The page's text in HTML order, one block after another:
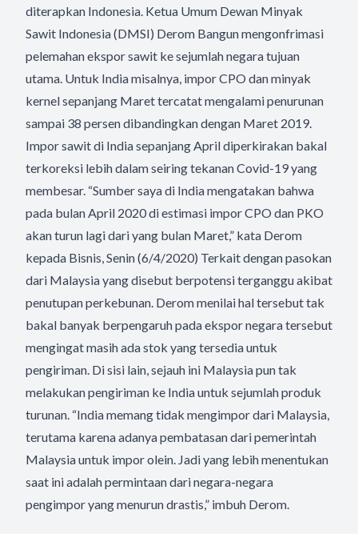
diterapkan Indonesia. Ketua Umum Dewan Minyak
Sawit Indonesia (DMSI) Derom Bangun mengonfrimasi
pelemahan ekspor sawit ke sejumlah negara tujuan
utama. Untuk India misalnya, impor CPO dan minyak
kernel sepanjang Maret tercatat mengalami penurunan
sampai 38 persen dibandingkan dengan Maret 2019.
Impor sawit di India sepanjang April diperkirakan bakal
terkoreksi lebih dalam seiring tekanan Covid-19 yang
membesar. “Sumber saya di India mengatakan bahwa
pada bulan April 2020 di estimasi impor CPO dan PKO
akan turun lagi dari yang bulan Maret,” kata Derom
kepada Bisnis, Senin (6/4/2020) Terkait dengan pasokan
dari Malaysia yang disebut berpotensi terganggu akibat
penutupan perkebunan. Derom menilai hal tersebut tak
bakal banyak berpengaruh pada ekspor negara tersebut
mengingat masih ada stok yang tersedia untuk
pengiriman. Di sisi lain, sejauh ini Malaysia pun tak
melakukan pengiriman ke India untuk sejumlah produk
turunan. “India memang tidak mengimpor dari Malaysia,
terutama karena adanya pembatasan dari pemerintah
Malaysia untuk impor olein. Jadi yang lebih menentukan
saat ini adalah permintaan dari negara-negara
pengimpor yang menurun drastis,” imbuh Derom.